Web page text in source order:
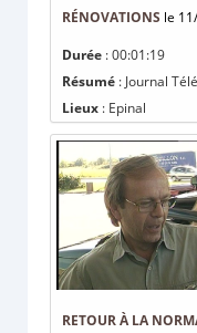
RÉNOVATIONS le
Durée : 00:01:19
Résumé : Journal
Lieux : Epinal
RETOUR À LA